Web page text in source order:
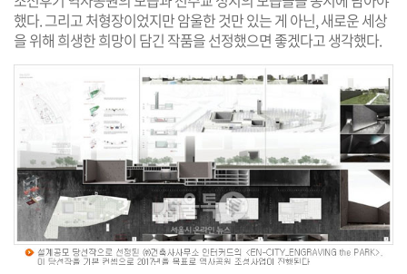
했다. 그리고 처형장이었지만 암울한 것만 있는 게 아닌, 새로운 세상
을 위해 희생한 희망이 담긴 작품을 선정했으면 좋겠다고 생각했다.